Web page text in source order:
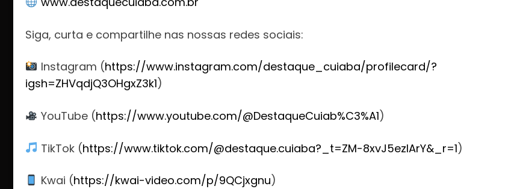
Siga, curta e compartilhe nas nossas redes sociais:
Instagram (https://www.instagram.com/destaque_cuiaba/profilecard/?
igsh=ZHVqdjQ3OHgxZ3k1)
YouTube (https://www.youtube.com/@DestaqueCuiab%C3%A1)
TikTok (https://www.tiktok.com/@destaque.cuiaba?_t=ZM-8xvJ5ezlArY&_r=1)
Kwai (https://kwai-video.com/p/9QCjxgnu)